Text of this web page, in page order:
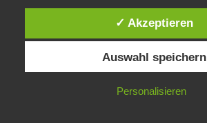
✓ Akzeptieren
Auswahl speichern
Personalisieren